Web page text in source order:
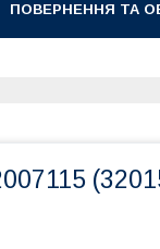
ПОВЕРНЕННЯ ТА